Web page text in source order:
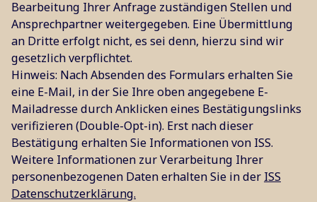
Bearbeitung Ihrer Anfrage zuständigen Stellen und
Ansprechpartner weitergegeben. Eine Übermittlung
an Dritte erfolgt nicht, es sei denn, hierzu sind wir
gesetzlich verpflichtet.
Hinweis: Nach Absenden des Formulars erhalten Sie
eine E-Mail, in der Sie Ihre oben angegebene E-
Mailadresse durch Anklicken eines Bestätigungslinks
verifizieren (Double-Opt-in). Erst nach dieser
Bestätigung erhalten Sie Informationen von ISS.
Weitere Informationen zur Verarbeitung Ihrer
personenbezogenen Daten erhalten Sie in der ISS
Datenschutzerklärung.